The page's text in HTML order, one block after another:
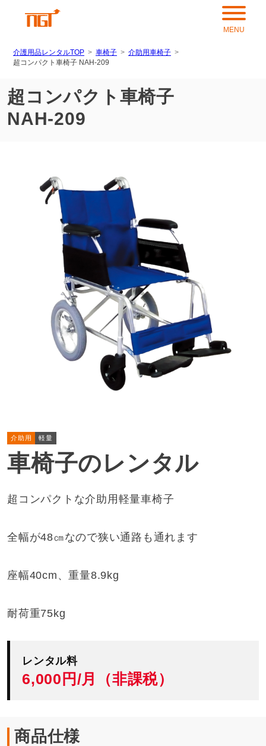
介護用品レンタルTOP 車椅子
介助用車椅子
超コンパクト車椅子 NAH-209
超コンパクト車椅子
NAH-209
介助用 軽量
車椅子のレンタル
超コンパクトな介助用軽量車椅子
全幅が48㎝なので狭い通路も通れます
座幅40cm、重量8.9kg
耐荷重75kg
レンタル料
6,000円/月（非課税）
商品仕様